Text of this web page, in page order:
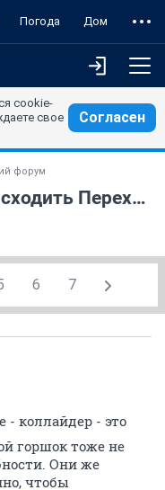
Погода Дом
cookie-
свое
Согласен
форум
А, знаете, как будет происходить Переход?
6 7
- коллайдер - это
горшок тоже не
Они же
чтобы